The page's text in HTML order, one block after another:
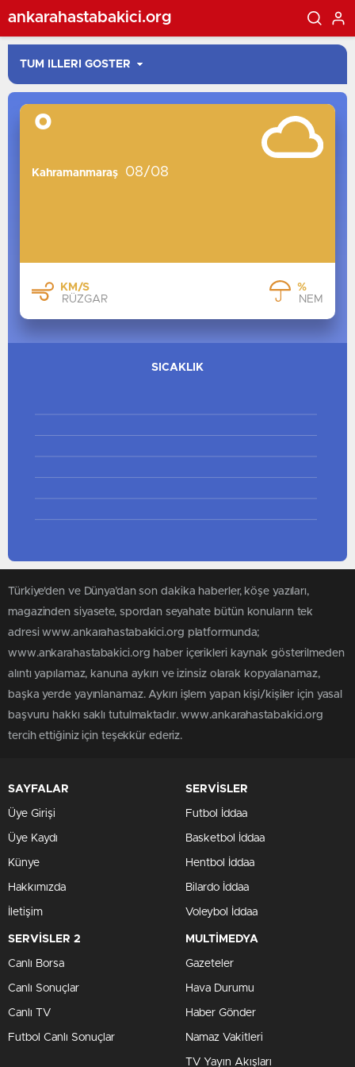
ankarahastabakici.org
°
Kahramanmaraş 08/08
KM/S
RÜZGAR
%
NEM
SICAKLIK
Türkiye'den ve Dünya’dan son dakika haberler, köşe yazıları,
magazinden siyasete, spordan seyahate bütün konuların tek
adresi www.ankarahastabakici.org platformunda;
www.ankarahastabakici.org haber içerikleri kaynak gösterilmeden
alıntı yapılamaz, kanuna aykırı ve izinsiz olarak kopyalanamaz,
başka yerde yayınlanamaz. Aykırı işlem yapan kişi/kişiler için yasal
başvuru hakkı saklı tutulmaktadır. www.ankarahastabakici.org
tercih ettiğiniz için teşekkür ederiz.
SAYFALAR
Üye Girişi
Üye Kaydı
Künye
Hakkımızda
İletişim
SERVİSLER
Futbol İddaa
Basketbol İddaa
Hentbol İddaa
Bilardo İddaa
Voleybol İddaa
SERVİSLER 2
Canlı Borsa
Canlı Sonuçlar
Canlı TV
Futbol Canlı Sonuçlar
MULTİMEDYA
Gazeteler
Hava Durumu
Haber Gönder
Namaz Vakitleri
TV Yayın Akışları